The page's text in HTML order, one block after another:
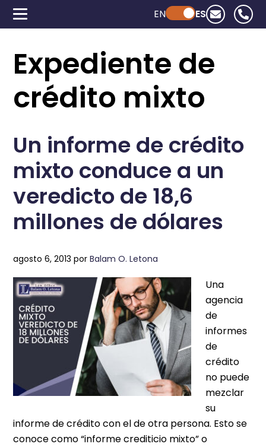
Powered by ChatGPT
EN ES
Expediente de
crédito mixto
Un informe de crédito
mixto conduce a un
veredicto de 18,6
millones de dólares
agosto 6, 2013 porBalam O. Letona
Una
agencia
de
informes
de
crédito
no puede
mezclar
su
informe de crédito con el de otra persona. Esto se
conoce como “informe crediticio mixto” o